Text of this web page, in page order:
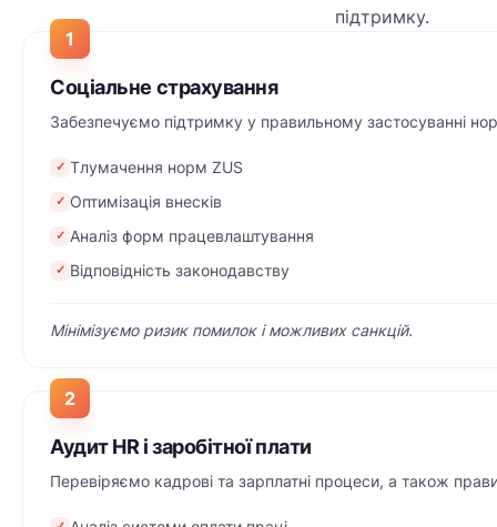
підтримку.
1
Соціальне страхування
Забезпечуємо підтримку у правильному застосуванні
✓ Тлумачення норм ZUS
✓ Оптимізація внесків
✓ Аналіз форм працевлаштування
✓ Відповідність законодавству
Мінімізуємо ризик помилок і можливих санкцій.
2
Аудит HR і заробітної плати
Перевіряємо кадрові та зарплатні процеси, а також